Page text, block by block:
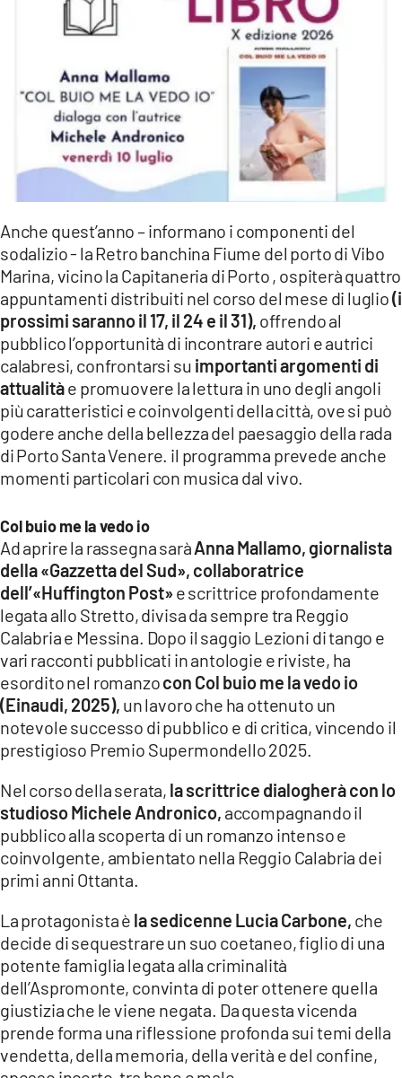
ILVIBONESE.IT
LACAPITALENEWS.IT
ANDROID
Anche quest’anno – informano i componenti del
sodalizio - la Retro banchina Fiume del porto di Vibo
Marina, vicino la Capitaneria di Porto , ospiterà quattro
appuntamenti distribuiti nel corso del mese di luglio(i
prossimi saranno il 17, il 24 e il 31), offrendo al
pubblico l’opportunità di incontrare autori e autrici
calabresi, confrontarsi su importanti argomenti di
attualitàe promuovere la lettura in uno degli angoli
più caratteristici e coinvolgenti della città, ove si può
godere anche della bellezza del paesaggio della rada
di Porto Santa Venere. il programma prevede anche
momenti particolari con musica dal vivo.
Col buio me la vedo io
Ad aprire la rassegna saràAnna Mallamo, giornalista
della «Gazzetta del Sud», collaboratrice
dell’«Huffington Post»e scrittrice profondamente
legata allo Stretto, divisa da sempre tra Reggio
Calabria e Messina. Dopo il saggio Lezioni di tango e
vari racconti pubblicati in antologie e riviste, ha
esordito nel romanzocon Col buio me la vedo io
(Einaudi, 2025), un lavoro che ha ottenuto un
notevole successo di pubblico e di critica, vincendo il
prestigioso Premio Supermondello 2025.
Nel corso della serata, la scrittrice dialogherà con lo
studioso Michele Andronico, accompagnando il
pubblico alla scoperta di un romanzo intenso e
coinvolgente, ambientato nella Reggio Calabria dei
primi anni Ottanta.
La protagonista è la sedicenne Lucia Carbone, che
decide di sequestrare un suo coetaneo, figlio di una
potente famiglia legata alla criminalità
dell’Aspromonte, convinta di poter ottenere quella
giustizia che le viene negata. Da questa vicenda
prende forma una riflessione profonda sui temi della
vendetta, della memoria, della verità e del confine,